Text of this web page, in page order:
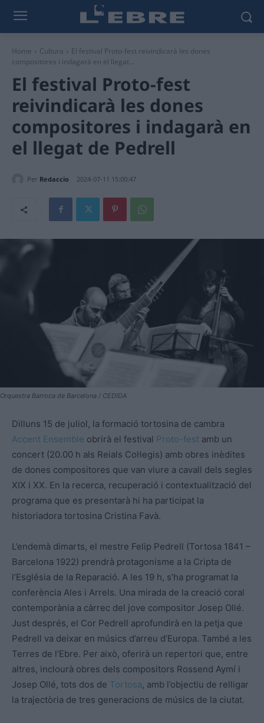
Home Cultura
El festival Proto-fest reivindicarà les dones
compositores i indagarà en el llegat...
El festival Proto-fest
reivindicarà les dones
compositores i indagarà en
el llegat de Pedrell
Per Redaccio 2024-07-11 15:00:47
Orquestra Barroca de Barcelona / CEDIDA
Dilluns 15 de juliol, la formació tortosina de cambra
Accent Ensemble obrirà el festival Proto-fest amb un
concert (20.00 h als Reials Col·legis) amb obres inèdites
de dones compositores que van viure a cavall dels segles
XIX i XX. En la recerca, recuperació i contextualització del
programa que es presentarà hi ha participat la
historiadora tortosina Cristina Favà.
L’endemà dimarts, el mestre Felip Pedrell (Tortosa 1841 –
Barcelona 1922) prendrà protagonisme a la Cripta de
l’Església de la Reparació. A les 19 h, s’ha programat la
conferència Ales i Arrels. Una mirada de la creació coral
contemporània a càrrec del jove compositor Josep Ollé.
Just després, el Cor Pedrell aprofundirà en la petja que
Pedrell va deixar en músics d’arreu d’Europa. També a les
Terres de l’Ebre. Per això, oferirà un repertori que, entre
altres, inclourà obres dels compositors Rossend Aymí i
Josep Ollé, tots dos de Tortosa, amb l’objectiu de relligar
la trajectòria de tres generacions de músics de la ciutat.